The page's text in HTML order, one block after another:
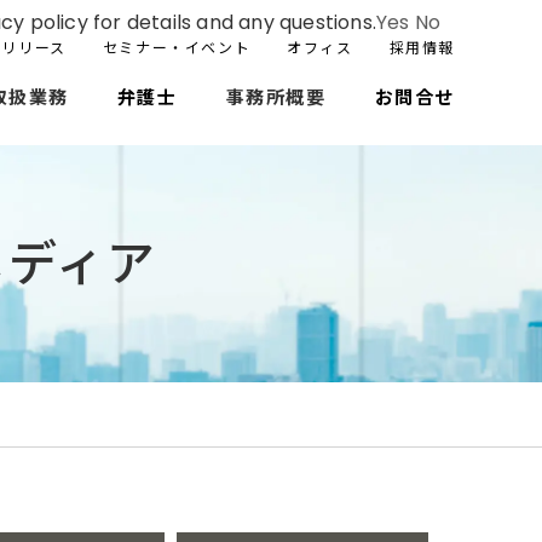
リース セミナー・イベント オフィス 採用情報
扱業務 弁護士 事務所概要 お問合せ
ィア
policy for details and any questions.Yes No